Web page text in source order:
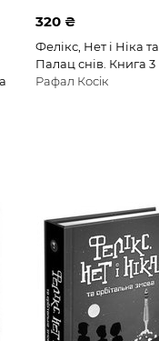
320 ₴
Фелікс, Нет і Ніка та
Палац снів. Книга 3
Рафал Косік